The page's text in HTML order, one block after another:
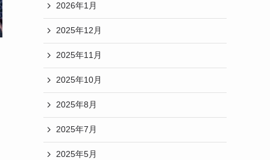
2026年1月
2025年12月
2025年11月
2025年10月
2025年8月
2025年7月
2025年5月